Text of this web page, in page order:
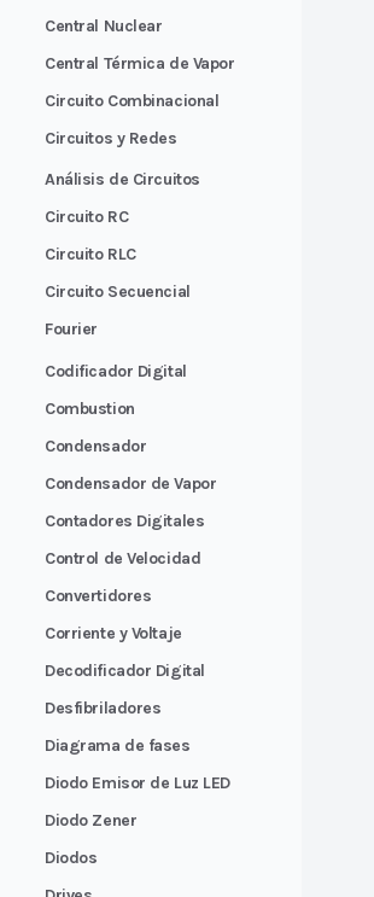
Central Nuclear
Central Térmica de Vapor
Circuito Combinacional
Circuitos y Redes
Análisis de Circuitos
Circuito RC
Circuito RLC
Circuito Secuencial
Fourier
Codificador Digital
Combustion
Condensador
Condensador de Vapor
Contadores Digitales
Control de Velocidad
Convertidores
Corriente y Voltaje
Decodificador Digital
Desfibriladores
Diagrama de fases
Diodo Emisor de Luz LED
Diodo Zener
Diodos